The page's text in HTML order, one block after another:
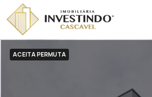
ACEITA PERMUTA